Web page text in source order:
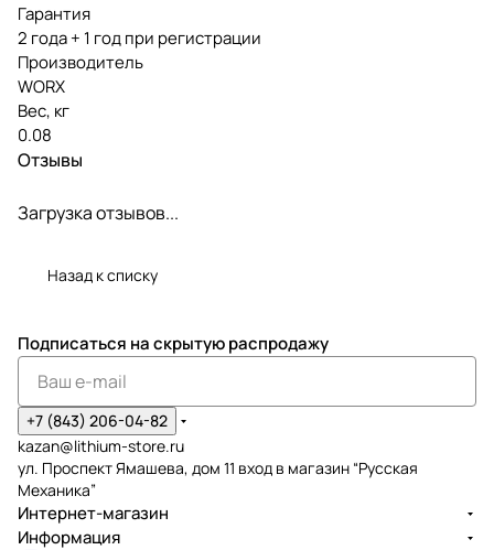
Гарантия
2 года + 1 год при регистрации
Производитель
WORX
Вес, кг
0.08
Отзывы
Загрузка отзывов...
Назад к списку
Подписаться на скрытую распродажу
+7 (843) 206-04-82
kazan@lithium-store.ru
ул. Проспект Ямашева, дом 11 вход в магазин “Русская
Механика”
Интернет-магазин
Информация